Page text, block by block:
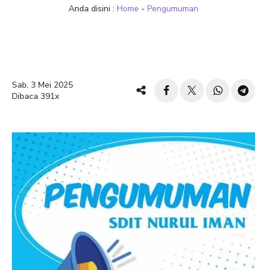
Anda disini : Home - Pengumuman
Sab, 3 Mei 2025
Dibaca 391x